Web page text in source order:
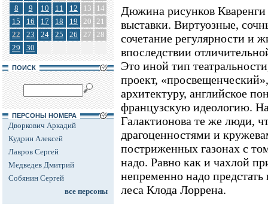
8
9 10 11 12 13
14
15
16 17 18 19 20 21
22
23 24 25 26 27 28
29
30
ПОИСК
ПЕРСОНЫ НОМЕРА
Дворкович Аркадий
Кудрин Алексей
Лавров Сергей
Медведев Дмитрий
Собянин Сергей
все персоны
Дюжина рисунков
выставки. Виртуозные,
сочетание регулярности и
впоследствии
Это иной тип
проект,
архитектуру, английское
французскую идеологию.
Галактионова те же люди,
драгоценностями и
постриженных газонах с
надо. Равно как и чахлой
непременно надо
леса Клода Лоррена.